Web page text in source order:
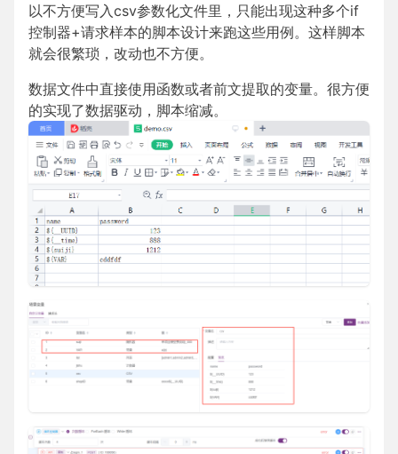
以不方便写入csv参数化文件里，只能出现这种多个if
控制器+请求样本的脚本设计来跑这些用例。这样脚本
就会很繁琐，改动也不方便。
数据文件中直接使用函数或者前文提取的变量。很方便
的实现了数据驱动，脚本缩减。